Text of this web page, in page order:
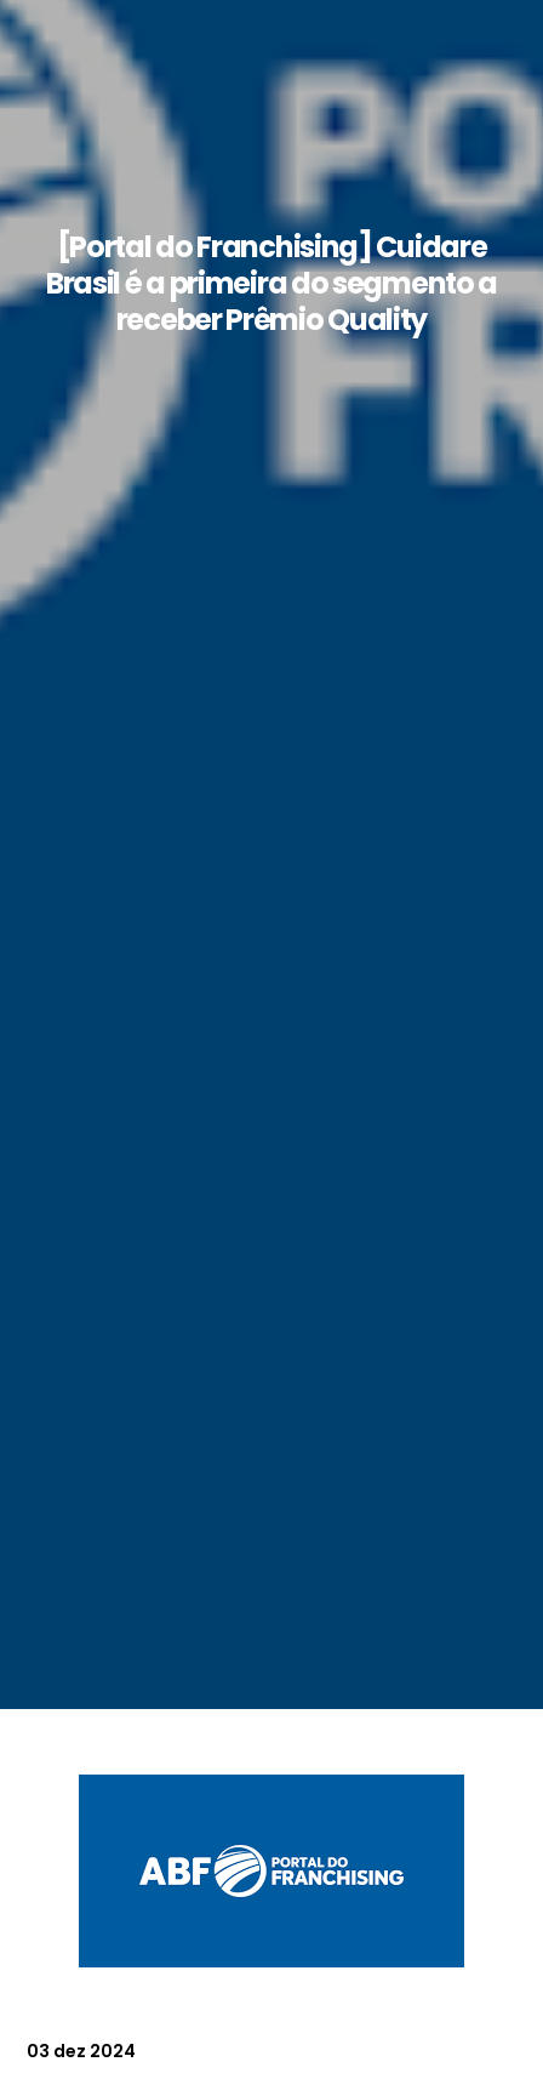
[Portal do Franchising] Cuidare
Brasil é a primeira do segmento a
receber Prêmio Quality
03 dez 2024